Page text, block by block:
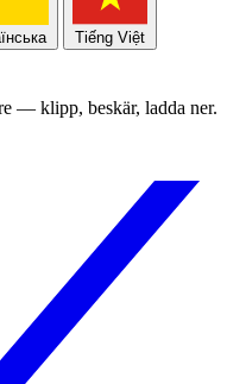
Tiếng Việt
— klipp, beskär, ladda ner.